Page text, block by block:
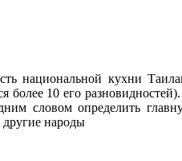
национальной кухни
более 10 его
словом определить
другие народы